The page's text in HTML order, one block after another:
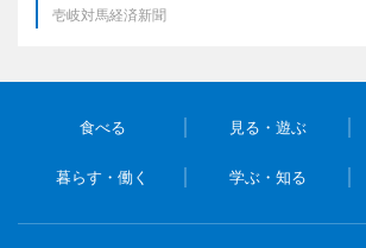
壱岐対馬経済新聞
食べる 見る・遊ぶ
暮らす・働く 学ぶ・知る